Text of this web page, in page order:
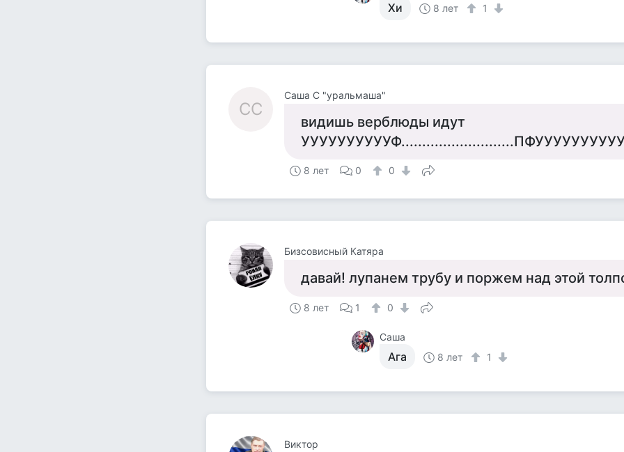
Хи 8 лет 1
СС
Саша С "уральмаша"
видишь верблюды идут
УУУУУУУУУУФ...........................ПФУУУУУУУУУУ
8 лет 0 0
Бизсовисный Катяра
давай! лупанем трубу и поржем над этой
8 лет 1 0
Саша
Ага 8 лет 1
Виктор